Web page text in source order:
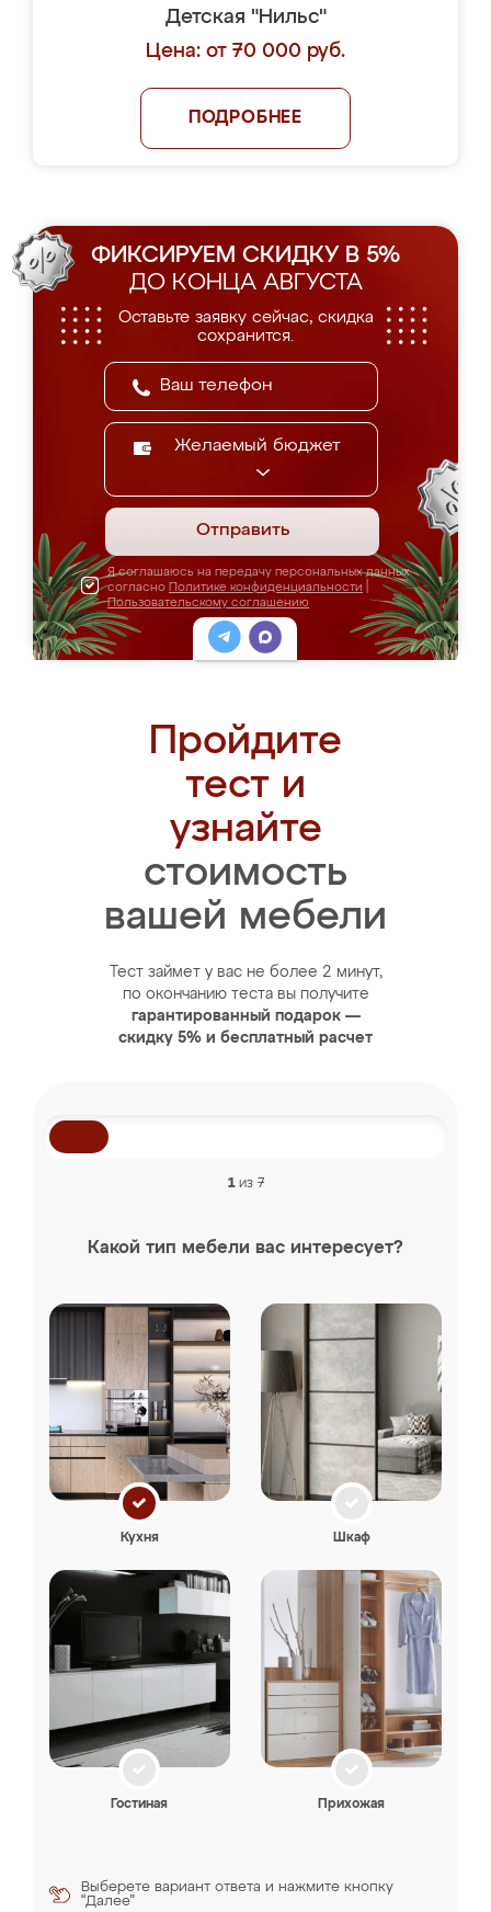
Детская "Нильс"
Цена: от 70 000 руб.
ПОДРОБНЕЕ
ФИКСИРУЕМ СКИДКУ В 5%
ДО КОНЦА АВГУСТА
Оставьте заявку сейчас, скидка
сохранится.
Желаемый бюджет
Отправить
Я соглашаюсь на передачу персональных данных
согласно Политике конфиденциальности
Пользовательскому соглашению
Пройдите
тест и
узнайте
стоимость
вашей мебели
Тест займет у вас не более 2 минут,
по окончанию теста вы получите
гарантированный подарок —
скидку 5% и бесплатный расчет
1 из 7
Какой тип мебели вас интересует?
Кухня Шкаф
Гостиная Прихожая
Выберете вариант ответа и нажмите кнопку
“Далее”